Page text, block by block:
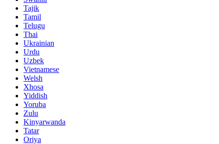
Tajik
Tamil
Telugu
Thai
Ukrainian
Urdu
Uzbek
Vietnamese
Welsh
Xhosa
Yiddish
Yoruba
Zulu
Kinyarwanda
Tatar
Oriya